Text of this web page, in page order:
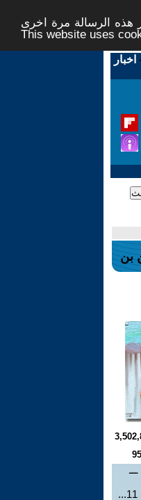
الرسالة مرة اخرى -
This website uses
اخبار
بن